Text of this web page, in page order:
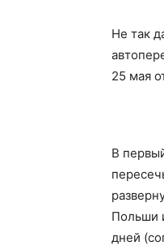
Не так
25 мая
В
Польши
дней